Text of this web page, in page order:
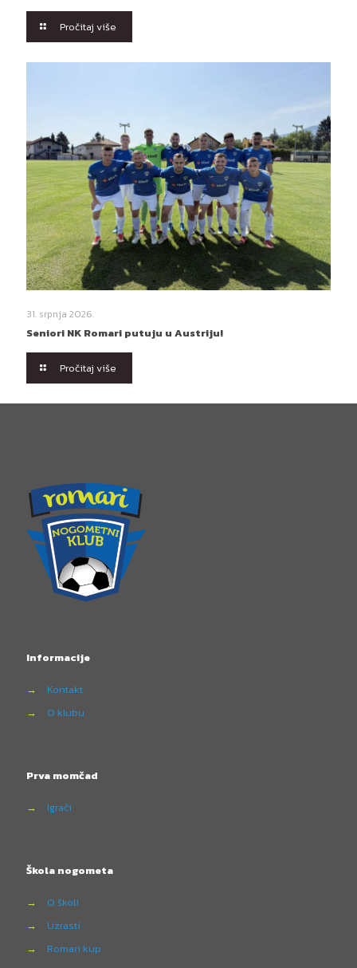
Pročitaj više
31. srpnja 2026.
Seniori NK Romari putuju u Austriju!
Pročitaj više
Informacije
→
Kontakt
→
O klubu
Prva momčad
→ Igrači
Škola nogometa
→
O školi
→
Uzrasti
→
Romari kup